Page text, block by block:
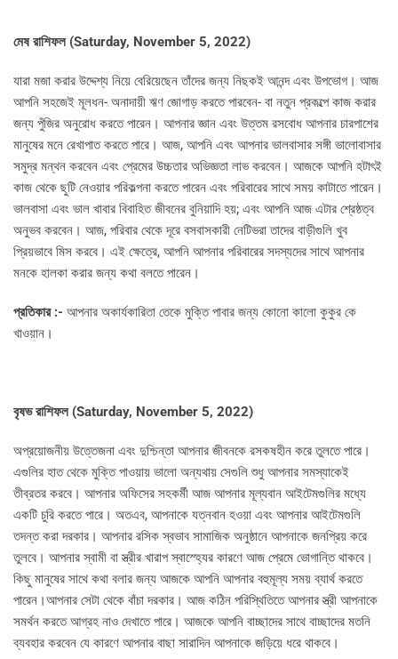
মেষ রাশিফল (Saturday, November 5, 2022)
যারা মজা করার উদ্দেশ্য নিয়ে বেরিয়েছেন তাঁদের জন্য নিছকই আনন্দ এবং উপভোগ। আজ
আপনি সহজেই মূলধন- অনাদায়ী ঋণ জোগাড় করতে পারবেন- বা নতুন প্রকল্পে কাজ করার
জন্য পুঁজির অনুরোধ করতে পারেন। আপনার জ্ঞান এবং উত্তম রসবোধ আপনার চারপাশের
মানুষের মনে রেখাপাত করতে পারে। আজ, আপনি এবং আপনার ভালবাসার সঙ্গী ভালোবাসার
সমুদ্র মন্থন করবেন এবং প্রেমের উচ্চতার অভিজ্ঞতা লাভ করবেন। আজকে আপনি হটাৎই
কাজ থেকে ছুটি নেওয়ার পরিকল্পনা করতে পারেন এবং পরিবারের সাথে সময় কাটাতে পারেন।
ভালবাসা এবং ভাল খাবার বিবাহিত জীবনের বুনিয়াদি হয়; এবং আপনি আজ এটার শ্রেষ্ঠত্ব
অনুভব করবেন। আজ, পরিবার থেকে দূরে বসবাসকারী নেটিভরা তাদের বাড়ীগুলি খুব
প্রিয়ভাবে মিস করবে। এই ক্ষেত্রে, আপনি আপনার পরিবারের সদস্যদের সাথে আপনার
মনকে হালকা করার জন্য কথা বলতে পারেন।
প্রতিকার :- আপনার অকার্যকারিতা তেকে মুক্তি পাবার জন্য কোনো কালো কুকুর কে
খাওয়ান।
বৃষভ রাশিফল (Saturday, November 5, 2022)
অপ্রয়োজনীয় উত্তেজনা এবং দুশ্চিন্তা আপনার জীবনকে রসকষহীন করে তুলতে পারে।
এগুলির হাত থেকে মুক্তি পাওয়ায় ভালো অন্যথায় সেগুলি শুধু আপনার সমস্যাকেই
তীব্রতর করবে। আপনার অফিসের সহকর্মী আজ আপনার মূল্যবান আইটেমগুলির মধ্যে
একটি চুরি করতে পারে। অতএব, আপনাকে যত্নবান হওয়া এবং আপনার আইটেমগুলি
তদন্ত করা দরকার। আপনার রসিক স্বভাব সামাজিক অনুষ্ঠানে আপনাকে জনপ্রিয় করে
তুলবে। আপনার স্বামী বা স্ত্রীর খারাপ স্বাস্হ্যের কারণে আজ প্রেমে ভোগান্তি থাকবে।
কিছু মানুষের সাথে কথা বলার জন্য আজকে আপনি আপনার বহুমূল্য সময় ব্যার্থ করতে
পারেন।আপনার সেটা থেকে বাঁচা দরকার। আজ কঠিন পরিস্থিতিতে আপনার স্ত্রী আপনাকে
সমর্থন করতে আগ্রহ নাও দেখাতে পারে। আজকে আপনি বাচ্ছাদের সাথে বাচ্ছাদের মতনি
ব্যবহার করবেন যে কারণে আপনার বাছা সারাদিন আপনাকে জড়িয়ে ধরে থাকবে।